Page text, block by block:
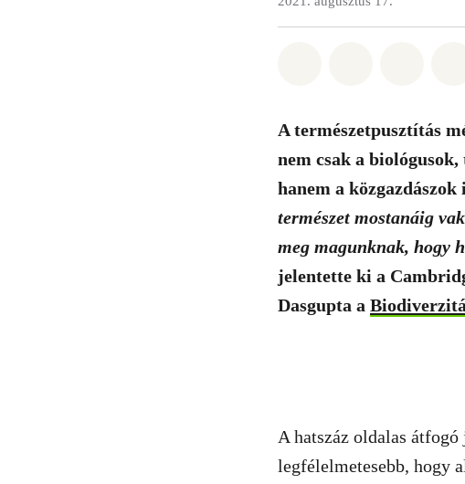
A természetpusztítás
nem csak a
hanem a
természet mostanáig
meg magunknak, hogy
jelentette ki a
Dasgupta a
A hatszáz oldalas
legfélelmetesebb, hogy